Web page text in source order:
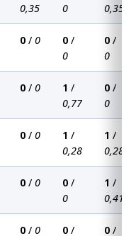
0,35
0
0,35
0 / 0 0 /
0
0 /
0
0 / 0 1 /
0,77
0 /
0
0 / 0 1 /
0,28
1 /
0,28
0 / 0 0 /
0
1 /
0,41
0 / 0 0 / 0 /